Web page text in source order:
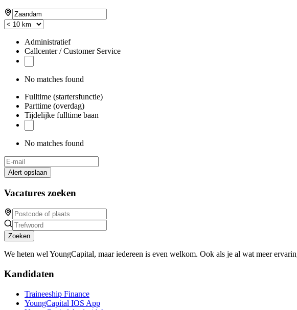
Administratief
Callcenter / Customer Service
No matches found
Fulltime (startersfunctie)
Parttime (overdag)
Tijdelijke fulltime baan
No matches found
Alert opslaan
Vacatures zoeken
Zoeken
We heten wel YoungCapital, maar iedereen is even welkom. Ook als je al wat meer
Kandidaten
Traineeship Finance
YoungCapital IOS App